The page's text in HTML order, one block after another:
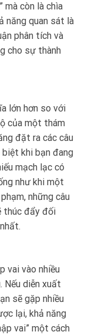
mà còn là chìa
năng quan sát là
phân tích và
cho sự thành
lớn hơn so với
của một thám
đặt ra các câu
khi bạn đang
mạch lạc có
như khi một
những câu
thúc đẩy đối
vai vào nhiều
Nếu diễn xuất
sẽ gặp nhiều
lại, khả năng
vai” một cách